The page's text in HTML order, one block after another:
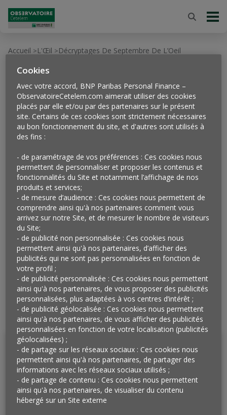
Accueil >L'Œil >Décryptages De Septembre De L’Oeil
Décryptages de
septembre de l’Oeil
2015
Télécharger
Cookies
Avec votre accord, BNP Paribas Personal Finance –
ObservatoireCetelem.com aimerait utiliser des cookies
placés par elle et/ou par des partenaires sur le présent
site. Certains de ces cookies sont strictement nécessaires
au bon fonctionnement du site, et d'autres sont utilisés à
des fins :
- de paramétrage de vos préférences : Ces cookies nous
permettent de personnaliser et proposer les contenus et
fonctionnalités du Site et notamment l’affichage de nos
produits et services;
- de mesure d’audience : Ces cookies nous permettent de
comprendre ainsi qu'à nos partenaires comment vous
arrivez sur notre Site, et de mesurer le nombre de visiteurs
du Site;
- de publicité non personnalisée : Ces cookies nous
permettent ainsi qu'à nos partenaires, d’afficher des
publicités qui ne sont pas personnalisées en fonction de
votre profil ;
- de publicité personnalisée : Ces cookies nous permettent
ainsi qu'à nos partenaires, de vous proposer des publicités
personnalisées, plus adaptées à vos centres d’intérêt ;
- de publicité géolocalisée : Ces cookies nous permettent
ainsi qu'à nos partenaires, de vous afficher des publicités
personnalisées en fonction de votre localisation (publicités
géolocalisées) ;
- de partage sur les réseaux sociaux : Ces cookies nous
permettent ainsi qu'à nos partenaires, de partager des
informations avec les réseaux sociaux utilisés ;
- de partage de contenu : Ces cookies nous permettent
ainsi qu'à nos partenaires, de visualiser du contenu
hébergé sur un Site externe